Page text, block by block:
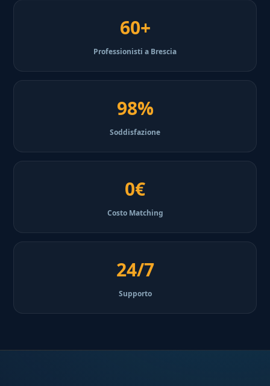
60+
Professionisti a Brescia
98%
Soddisfazione
0€
Costo Matching
24/7
Supporto